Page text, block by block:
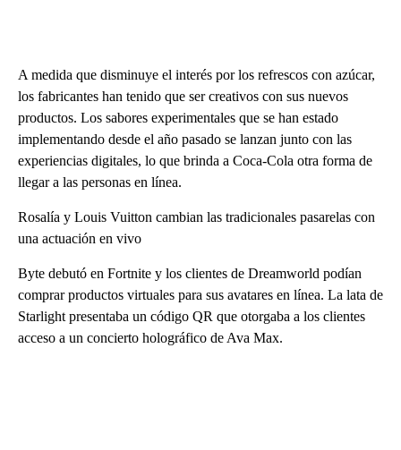
A medida que disminuye el interés por los refrescos con azúcar,
los fabricantes han tenido que ser creativos con sus nuevos
productos. Los sabores experimentales que se han estado
implementando desde el año pasado se lanzan junto con las
experiencias digitales, lo que brinda a Coca-Cola otra forma de
llegar a las personas en línea.
Rosalía y Louis Vuitton cambian las tradicionales pasarelas con
una actuación en vivo
Byte debutó en Fortnite y los clientes de Dreamworld podían
comprar productos virtuales para sus avatares en línea. La lata de
Starlight presentaba un código QR que otorgaba a los clientes
acceso a un concierto holográfico de Ava Max.